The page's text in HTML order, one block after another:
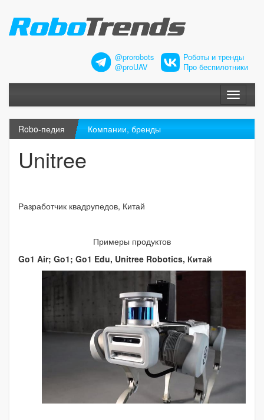
@prorobots
@proUAV
Роботы и тренды
Про беспилотники
Меню
Robo-педия Компании, бренды
Unitree
Разработчик квадрупедов, Китай
Примеры продуктов
Go1 Air; Go1; Go1 Edu, Unitree Robotics, Китай